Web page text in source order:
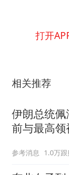
打开
相关推荐
伊朗总统佩
前与最高领
参考消息 1.0万